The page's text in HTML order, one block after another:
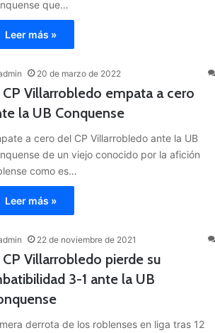
que…
Leer más »
20 de marzo de 2022
CP Villarrobledo empata a cero
la UB Conquense
a cero del CP Villarrobledo ante la UB
de un viejo conocido por la afición
como es…
Leer más »
22 de noviembre de 2021
CP Villarrobledo pierde su
3-1 ante la UB
derrota de los roblenses en liga tras 12